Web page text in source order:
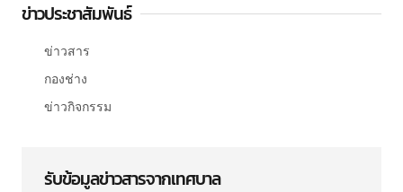
ข่าวประชาสัมพันธ์
ข่าวสาร
กองช่าง
ข่าวกิจกรรม
รับข้อมูลข่าวสารจากเทศบาล